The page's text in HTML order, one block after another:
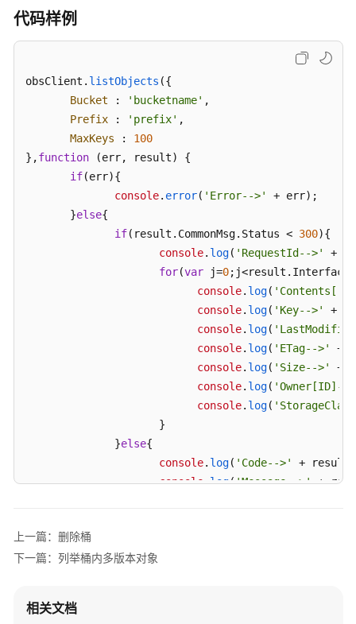
存
储
类
志
配
置
取
代码样例
obsClient. listObjects ({
Bucket : 'bucketname' ,
Prefix : 'prefix' ,
MaxKeys : 100
},function (err, result) {
if(err){
console. error( 'Error-->'
+ err);
       }
else{
if(result. CommonMsg. Status < 300){
console. log( 'RequestId-->'
+
for(var j=0;j<result.
console. log( 'Contents['
console. log( 'Key-->'
+
console. log(
console. log( 'ETag-->'
+
console. log( 'Size-->'
+
console. log( 'Owner[ID]--
console. log(
                     }
              }
else{
console. log( 'Code-->'
+ result.
console.log('Message-->' +
});
上一篇：删除桶
下一篇：列举桶内多版本对象
相关文档